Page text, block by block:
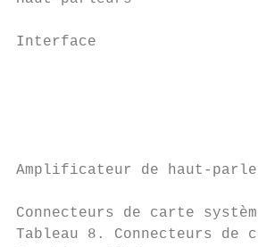
Interface
Amplificateur de haut-
Connecteurs de carte
Tableau 8. Connecteurs de